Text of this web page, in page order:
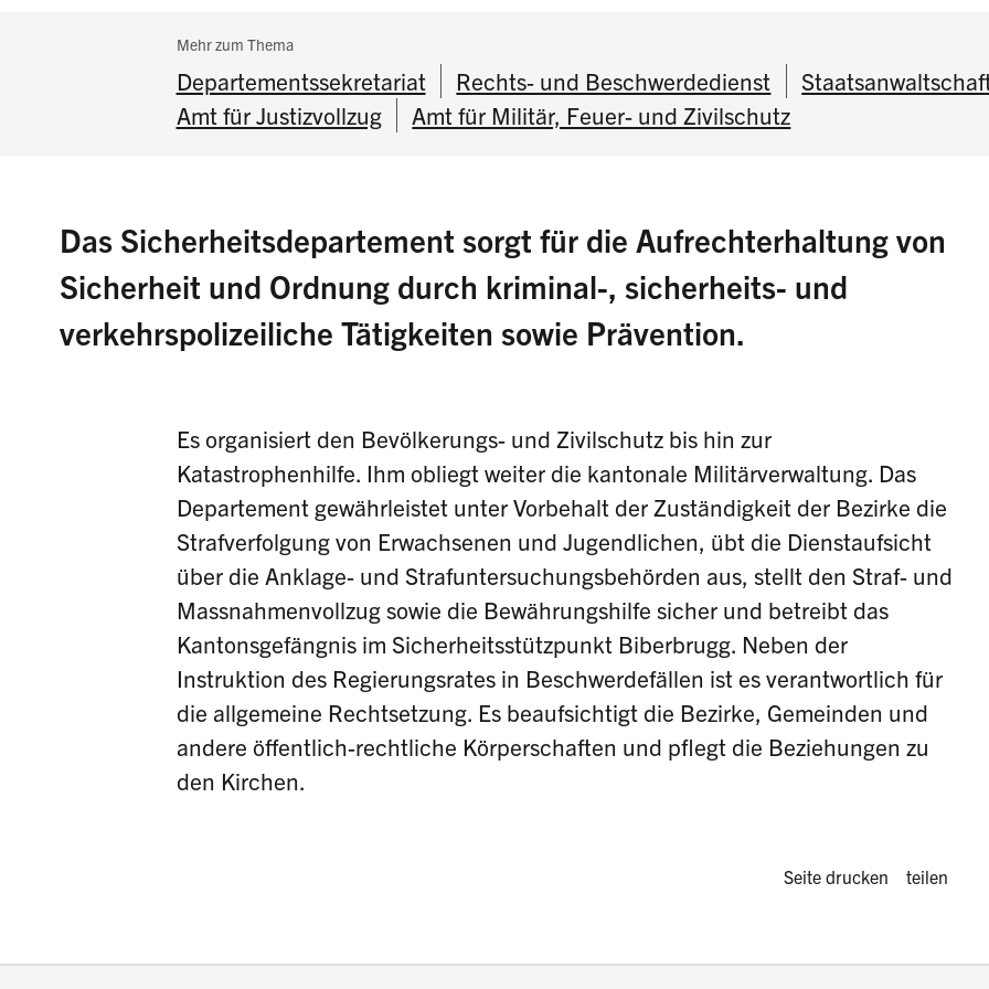
Subnavigation:
Mehr zum Thema
Departementssekretariat Rechts- und Beschwerdedienst
Amt für Justizvollzug
Amt für Militär, Feuer- und Zivilschutz
Das Sicherheitsdepartement sorgt für die Aufrechterhaltung von
Sicherheit und Ordnung durch kriminal-, sicherheits- und
verkehrspolizeiliche Tätigkeiten sowie Prävention.
Es organisiert den Bevölkerungs- und Zivilschutz bis hin zur
Katastrophenhilfe. Ihm obliegt weiter die kantonale Militärverwaltung. Das
Departement gewährleistet unter Vorbehalt der Zuständigkeit der Bezirke die
Strafverfolgung von Erwachsenen und Jugendlichen, übt die Dienstaufsicht
über die Anklage- und Strafuntersuchungsbehörden aus, stellt den Straf- und
Massnahmenvollzug sowie die Bewährungshilfe sicher und betreibt das
Kantonsgefängnis im Sicherheitsstützpunkt Biberbrugg. Neben der
Instruktion des Regierungsrates in Beschwerdefällen ist es verantwortlich für
die allgemeine Rechtsetzung. Es beaufsichtigt die Bezirke, Gemeinden und
andere öffentlich-rechtliche Körperschaften und pflegt die Beziehungen zu
den Kirchen.
Diese Seite
Seite drucken teilen